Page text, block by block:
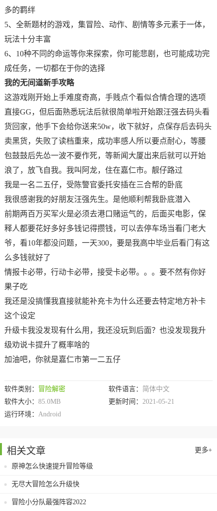
多的羁绊
5、全新题材的游戏，集冒险、动作、剧情等多元素于一体，
玩法十分丰富
6、10种不同的命运等你来探索，你可能悲剧，也可能成功完
成任务，一切都在于你的选择
我的无间道新手攻略
这游戏刚开始上手难度奇高，手贱点个看似合情合理的选项
直接GG，但后面熟悉玩法后就很简单啦开始跟汪强去码头看
货回家，他手下会给你送来50w，收下就好，点保存后去码头
卖黑货，失败了读档重来，成功率感人所以要点耐心，等腰
包鼓鼓后先怂一波不要作死，等新闻大厦出来后就可以开始
浪了，放飞自我。我叫阿龙，住在嘉仁市。靓仔路过
我是一名二五仔，受陈警官委托安插在三合帮的卧底
我很感谢我的好朋友汪强先生。是他顺利帮我卧底潜入
前期两百万买军火是必须去港口赌运气的，后面买电影，保
释人都要花好多好多钱记得攒钱，可以去停车场当看门老大
爷，看10年都没问题，一天300，要是我高中毕业后看门有这
么多钱就好了
情报卡必带，行动卡必带，接受卡必带。。。要不然有你好
果子吃
我还是没搞懂我直接就能补充卡为什么还要去特定地方补卡
这个设定
升级卡我没发现有什么用，我还没玩到后面？也没发现我升
级劝说卡提升了概率啥的
加油吧，你就是嘉仁市第一二五仔
软件类别： 冒险解密 软件语言： 简体中文
软件大小： 85.0MB 更新时间： 2021-05-21
运行环境： Android
相关文章 更多+
原神怎么快速提升冒险等级
无尽大冒险怎么升级快
冒险小分队最强阵容2022